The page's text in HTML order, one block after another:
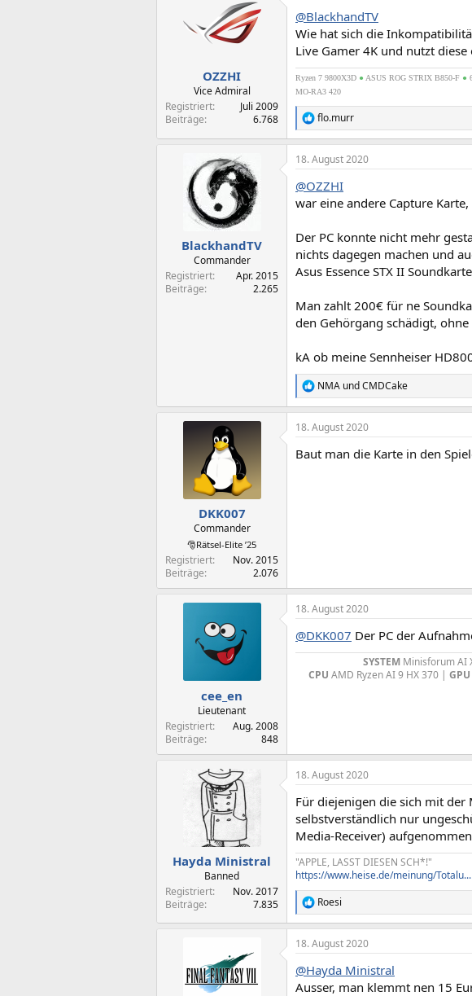
i
o
n
e
n
:
OZZHI
Vice Admiral
Registriert
Juli 2009
Beiträge
6.768
@BlackhandTV
Wie hat sich die
Live Gamer 4K und nutzt
Ryzen 7 9800X3D ● ASUS ROG STRIX B850-F ●
MO-RA3 420
R
e
a
k
i
o
n
:
flo.murr
BlackhandTV
Commander
Registriert
Apr. 2015
Beiträge
2.265
18. August 2020
@OZZHI
war eine andere Capture
Der PC konnte nicht mehr
nichts dagegen machen und
Asus Essence STX II
Man zahlt 200€ für ne
den Gehörgang schädigt,
kA ob meine Sennheiser
R
e
a
k
i
NMA undCMDCake
DKK007
Commander
🎅Rätsel-Elite ’25
Registriert
Nov. 2015
Beiträge
2.076
18. August 2020
Baut man die Karte in den
cee_en
Lieutenant
Registriert
Aug. 2008
Beiträge
848
18. August 2020
@DKK007 Der PC der
SYSTEM Minisforum AI
CPU AMD Ryzen AI 9 HX 370 | GPU
Hayda Ministral
Banned
Registriert
Nov. 2017
Beiträge
7.835
18. August 2020
Für diejenigen die sich mit der
selbstverständlich nur
Media-Receiver)
"APPLE, LASST DIESEN SCH*!"
https://www.heise.de/meinung/
R
e
a
k
i
o
Roesi
18. August 2020
@Hayda Ministral
Ausser, man klemmt nen 15